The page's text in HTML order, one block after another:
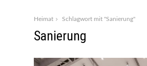
Heimat Schlagwort mit "Sanierung"
Sanierung